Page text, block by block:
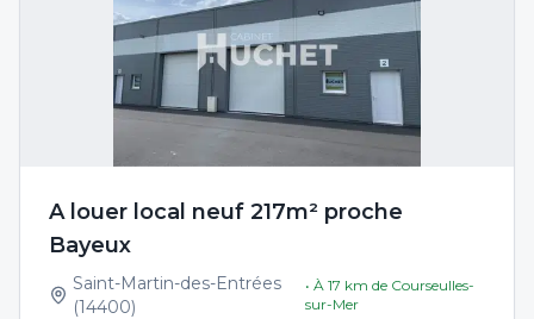
A louer local neuf 217m² proche
Bayeux
Saint-Martin-des-Entrées
(14400)
• À17 km de Courseulles-
sur-Mer